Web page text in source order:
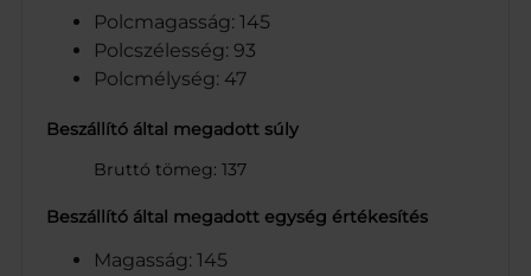
Polcmagasság: 145
Polcszélesség: 93
Polcmélység: 47
Beszállító által megadott súly
Bruttó tömeg: 137
Beszállító által megadott egység értékesítés
Magasság: 145